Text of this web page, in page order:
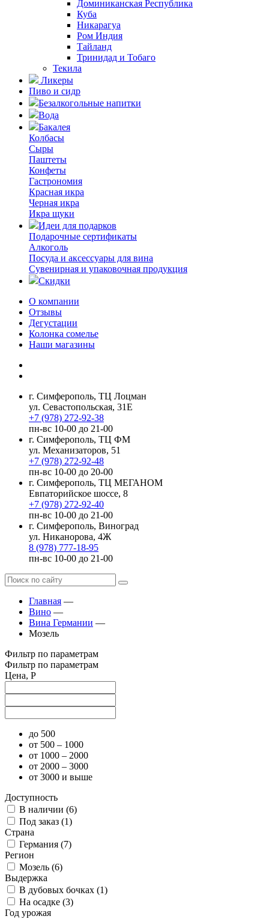
Доминиканская Республика
Куба
Никарагуа
Ром Индия
Тайланд
Тринидад и Тобаго
Текила
Ликеры
Пиво и сидр
Безалкогольные напитки
Вода
Бакалея
Колбасы
Сыры
Паштеты
Конфеты
Гастрономия
Красная икра
Черная икра
Икра щуки
Идеи для подарков
Подарочные сертификаты
Алкоголь
Посуда и аксессуары для вина
Сувенирная и упаковочная продукция
Скидки
О компании
Отзывы
Дегустации
Колонка сомелье
Наши магазины
г. Симферополь, ТЦ Лоцман
ул. Севастопольская, 31Е
+7 (978) 272-92-38
пн-вс 10-00 до 21-00
г. Симферополь, ТЦ ФМ
ул. Механизаторов, 51
+7 (978) 272-92-48
пн-вс 10-00 до 20-00
г. Симферополь, ТЦ МЕГАНОМ
Евпаторийское шоссе, 8
+7 (978) 272-92-40
пн-вс 10-00 до 21-00
г. Симферополь, Виноград
ул. Никанорова, 4Ж
8 (978) 777-18-95
пн-вс 10-00 до 21-00
Главная —
Вино —
Вина Германии —
Мозель
Фильтр по параметрам
Фильтр по параметрам
Цена, Р
до 500
от 500 – 1000
от 1000 – 2000
от 2000 – 3000
от 3000 и выше
Доступность
В наличии (6)
Под заказ (1)
Страна
Германия (7)
Регион
Мозель (6)
Выдержка
В дубовых бочках (1)
На осадке (3)
Год урожая